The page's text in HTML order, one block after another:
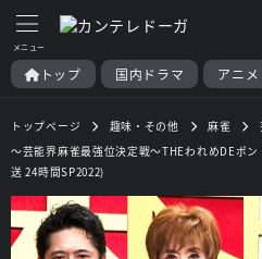
トップ 国内ドラマ アニメ
トップページ 趣味・その他 麻雀
～芸能界麻雀最強位決定戦～THEわれめDEポ
送 24時間SP2022)